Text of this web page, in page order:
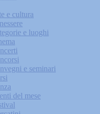
e cultura
e luoghi
e seminari
del mese